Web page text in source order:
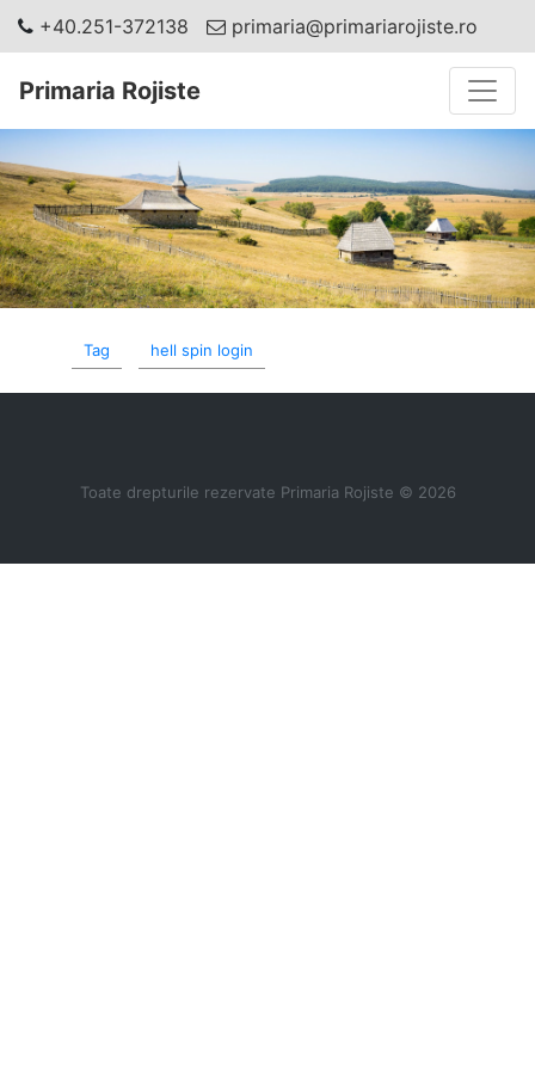
+40.251-372138 primaria@primariarojiste.ro
Primaria Rojiste
Tag hell spin login
Toate drepturile rezervate Primaria Rojiste © 2026